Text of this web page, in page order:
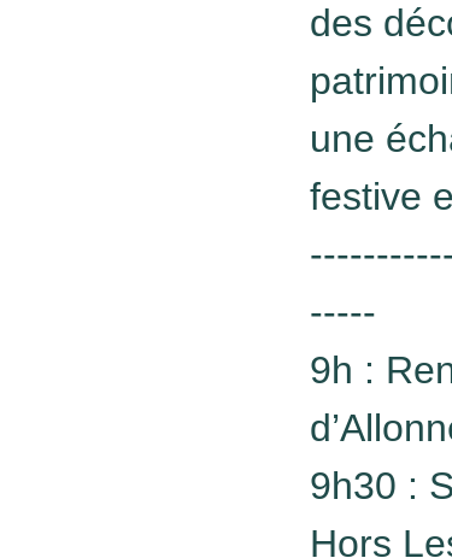
des
une
festive
-----
9h :
9h30 :
Hors